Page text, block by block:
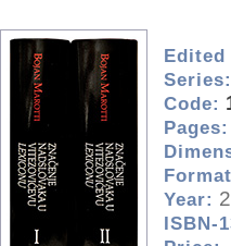
Edited
Series:
Code:
Pages:
Year:
ISBN-